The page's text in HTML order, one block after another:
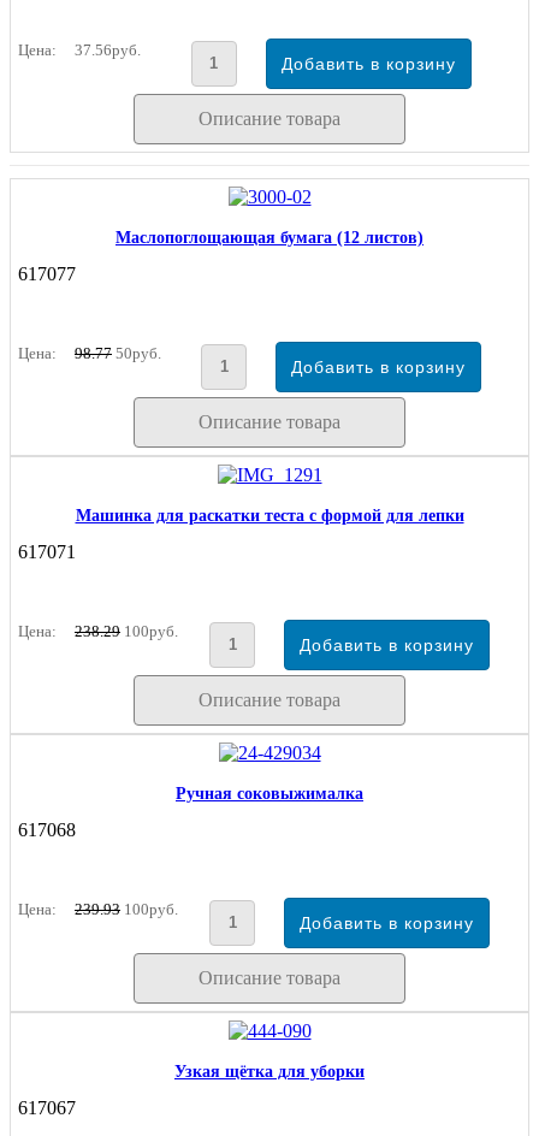
Цена: 37.56руб.
Описание товара
Маслопоглощающая бумага (12 листов)
617077
Цена: 98.77 50руб.
Описание товара
Машинка для раскатки теста с формой для лепки
617071
Цена: 238.29 100руб.
Описание товара
Ручная соковыжималка
617068
Цена: 239.93 100руб.
Описание товара
Узкая щётка для уборки
617067